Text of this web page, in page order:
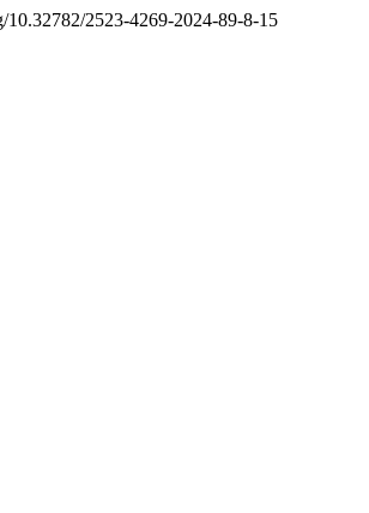
10.32782/2523-4269-2024-89-8-15